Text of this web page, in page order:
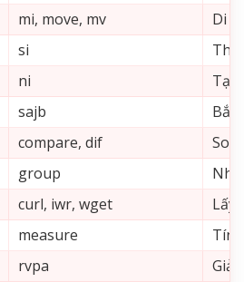
mi, move, mv
Di
si
ni
Tạo
sajb
Bắt
compare, dif
So
group
curl, iwr, wget
Lấy
measure
rvpa
Giải